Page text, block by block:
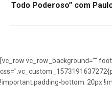
Todo Poderoso” com
[vc_row vc_row_background=""
!important;padding-bottom: 20px